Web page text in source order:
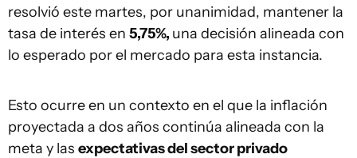
resolvió este martes, por unanimidad, mantener la
tasa de interés en 5,75%, una decisión alineada con
lo esperado por el mercado para esta instancia.
Esto ocurre en un contexto en el que la inflación
proyectada a dos años continúa alineada con la
meta y las expectativas del sector privado